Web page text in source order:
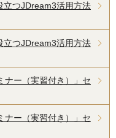
立つJDream3活用方法
立つJDream3活用方法
ナー（実習付き）」セ
ナー（実習付き）」セ